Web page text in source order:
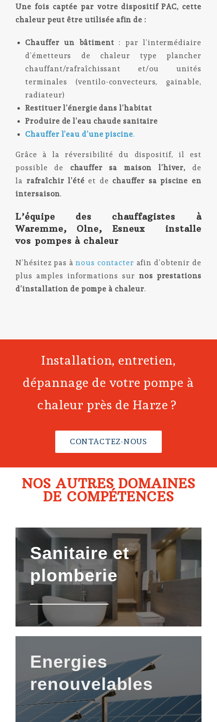
Une fois captée par votre dispositif PAC, cette
chaleur peut être utilisée afin de :
Chauffer un bâtiment: par l’intermédiaire
d’émetteurs de chaleur type plancher
chauffant/rafraîchissant et/ou unités
terminales (ventilo-convecteurs, gainable,
radiateur)
Restituer l’énergie dans l’habitat
Produire de l’eau chaude sanitaire
Chauffer l’eau d’une piscine.
Grâce à la réversibilité du dispositif, il est
possible de chauffer sa maison l’hiver, de
la rafraîchir l’étéet de chauffer sa piscine en
intersaison.
L’équipe des chauffagistes à
Waremme, Olne, Esneux installe
vospompes à chaleur
N’hésitez pas ànous contacter afin d’obtenir de
plus amples informations sur nos prestations
d’installation de pompe à chaleur.
Installation, entretien,
dépannage de votre pompe à
chaleur près de Harze ?
CONTACTEZ-NOUS
NOS AUTRES DOMAINES
DE COMPÉTENCES
Sanitaire et
plomberie
Energies
renouvelables